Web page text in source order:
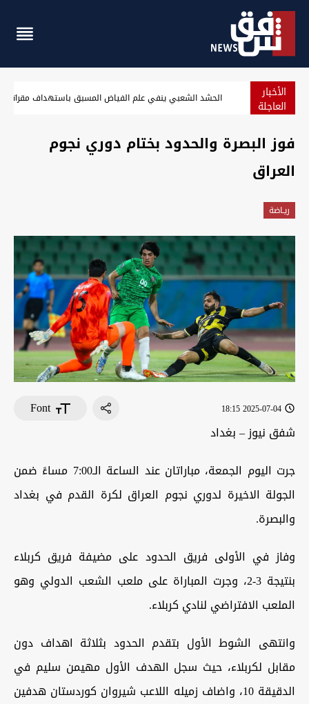
الأخبار
العاجلة الحشد الشعبي ينفي علم الفياض المسبق باستهداف مقراته
فوز البصرة والحدود بختام دوري نجوم
العراق
ريـاضة
2025-07-04 18:15
Font
شفق نيوز – بغداد
جرت اليوم الجمعة، مباراتان عند الساعة الـ7:00 مساءً ضمن
الجولة الاخيرة لدوري نجوم العراق لكرة القدم في بغداد
والبصرة.
‏وفاز في الأولى فريق الحدود على مضيفة فريق كربلاء
بنتيجة 3-2، ‏وجرت المباراة على ملعب الشعب الدولي وهو
الملعب الافتراضي لنادي كربلاء.
و‏انتهى الشوط الأول بتقدم الحدود بثلاثة اهداف دون
مقابل لكربلاء، حيث سجل الهدف الأول مهيمن سليم في
الدقيقة 10، واضاف زميله اللاعب شيروان كوردستان هدفين